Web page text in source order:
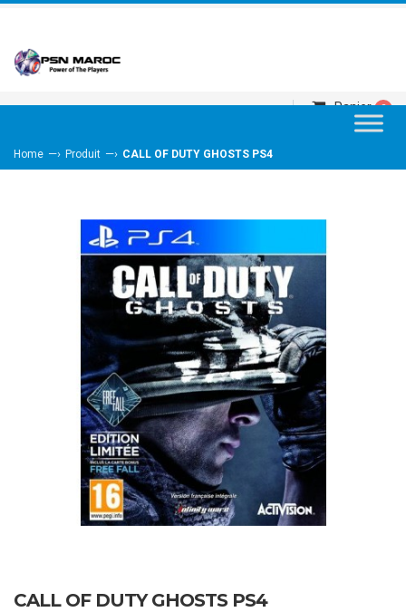
Panier 0
Home —› Produit —› CALL OF DUTY GHOSTS PS4
CALL OF DUTY GHOSTS PS4